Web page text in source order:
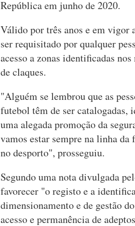
República em junho de 2020.
Válido por três anos e em vigor
ser requisitado por qualquer
acesso a zonas identificadas
de claques.
"Alguém se lembrou que as
futebol têm de ser catalogadas,
uma alegada promoção da
vamos estar sempre na linha
no desporto", prosseguiu.
Segundo uma nota divulgada
favorecer "o registo e a
dimensionamento e de gestão
acesso e permanência de